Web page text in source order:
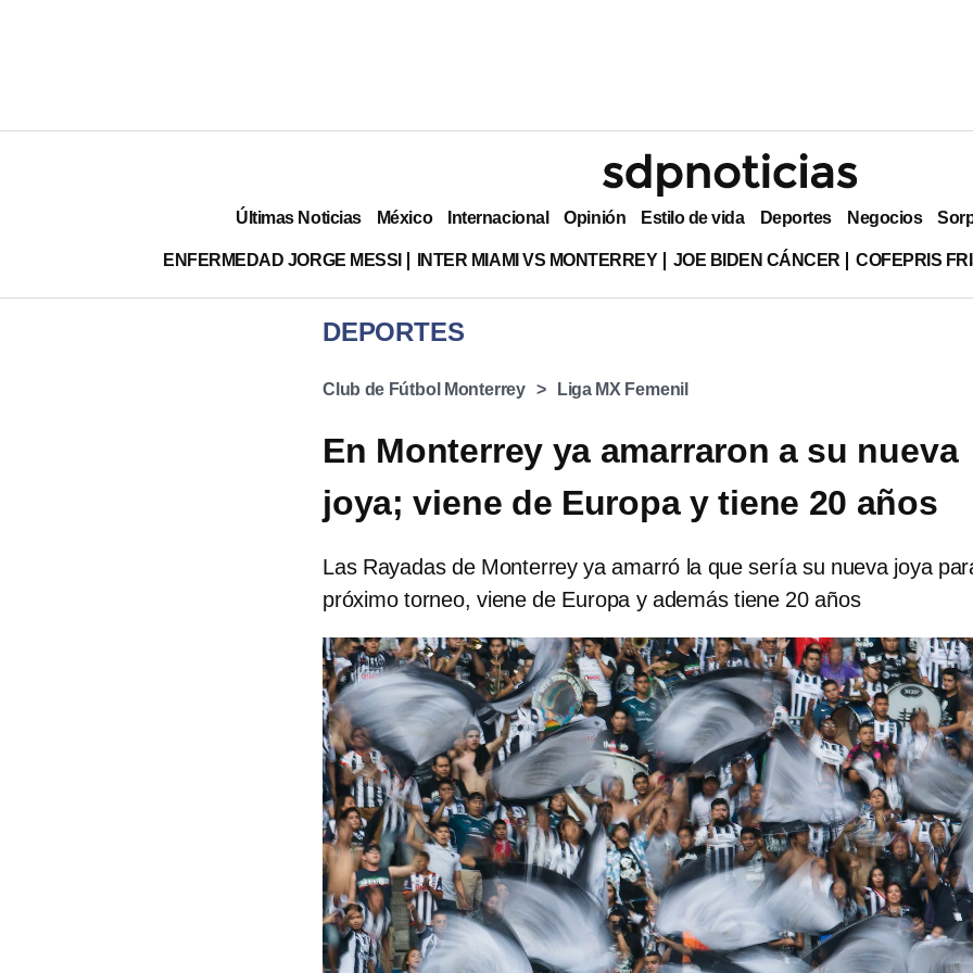
Últimas Noticias México Internacional Opinión Estilo de vida Deportes Negocios
ENFERMEDAD JORGE MESSI INTER MIAMI VS MONTERREY JOE BIDEN CÁNCER COFEPRIS
DEPORTES
Club de Fútbol Monterrey Liga MX Femenil
En Monterrey ya amarraron a su nueva
joya; viene de Europa y tiene 20 años
Las Rayadas de Monterrey ya amarró la que sería su nueva joya
próximo torneo, viene de Europa y además tiene 20 años